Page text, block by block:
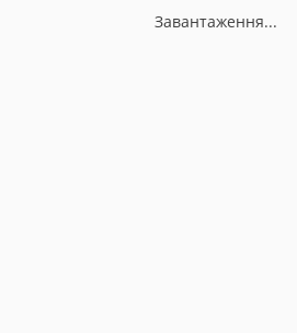
Завантаження...